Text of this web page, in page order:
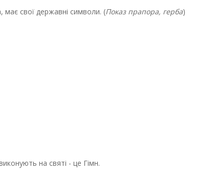
має свої державні символи. (Показ прапора, герба)
на святі - це Гімн.